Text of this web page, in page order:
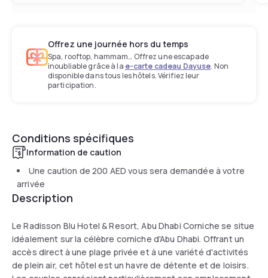
Offrez une journée hors du temps
Spa, rooftop, hammam… Offrez une escapade
inoubliable grâce à la e-carte cadeau Dayuse. Non
disponible dans tous les hôtels. Vérifiez leur
participation.
Conditions spécifiques
Information de caution
Une caution de200 AED vous sera demandée à votre
arrivée
Description
Le Radisson Blu Hotel & Resort, Abu Dhabi Corniche se situe
idéalement sur la célèbre corniche d'Abu Dhabi. Offrant un
accès direct à une plage privée et à une variété d'activités
de plein air, cet hôtel est un havre de détente et de loisirs.